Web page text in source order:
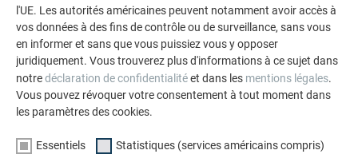
Toiture, façade, solaire, gouttières et protection contre les
l'UE. Les autorités américaines peuvent notamment avoir accès à
vos données à des fins de contrôle ou de surveillance, sans vous
en informer et sans que vous puissiez vous y opposer
juridiquement. Vous trouverez plus d'informations à ce sujet dans
notredéclaration de confidentialitéet dans les mentions légales.
Vous pouvez révoquer votre consentement à tout moment dans
les paramètres des cookies.
Essentiels Statistiques (services américains compris)